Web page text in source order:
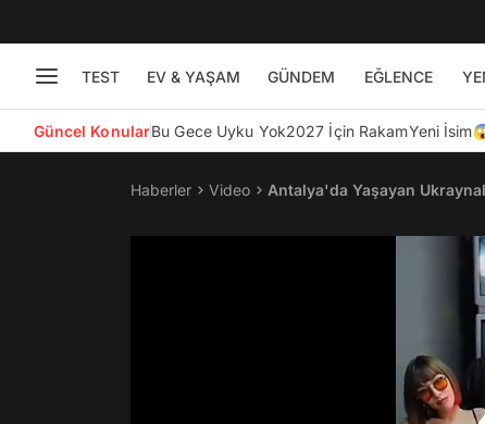
TEST EV & YAŞAM GÜNDEM EĞLENCE
Güncel KonularBu Gece Uyku Yok2027 İçin RakamYeni
Haberler Video Antalya'da Yaşayan